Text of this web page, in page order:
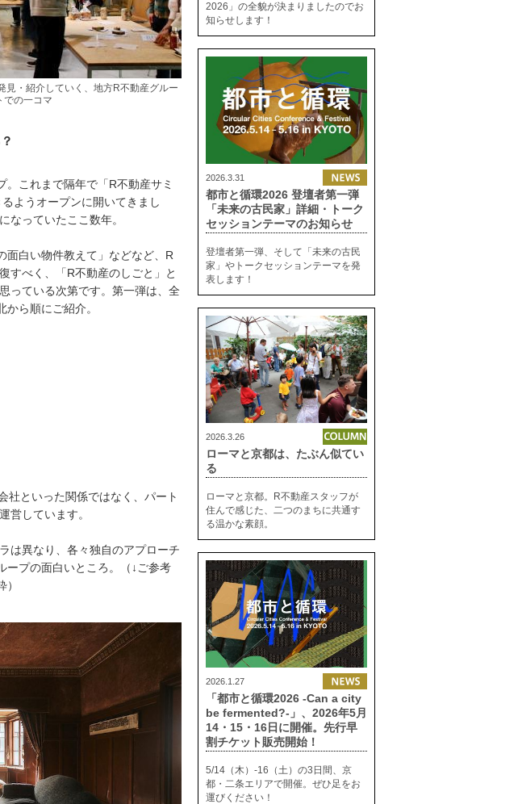
・紹介していく、地方R不動産グルー
での一コマ
これまで隔年で「R不動産サミ
ようオープンに開いてきまし
なっていたここ数年。
面白い物件教えて」などなど、R
すべく、「R不動産のしごと」と
っている次第です。第一弾は、全
ら順にご紹介。
社といった関係ではなく、パート
営しています。
は異なり、各々独自のアプローチ
ープの面白いところ。（↓ご参考
2026」の全貌が決まりましたのでお
知らせします！
2026.3.31
都市と循環2026 登壇者第一弾
「未来の古民家」詳細・トーク
セッションテーマのお知らせ
登壇者第一弾、そして「未来の古民
家」やトークセッションテーマを発
表します！
2026.3.26
ローマと京都は、たぶん似てい
る
ローマと京都。R不動産スタッフが
住んで感じた、二つのまちに共通す
る温かな素顔。
2026.1.27
「都市と循環2026 -Can a city
be fermented?-」、2026年5月
14・15・16日に開催。先行早
割チケット販売開始！
5/14（木）-16（土）の3日間、京
都・二条エリアで開催。ぜひ足をお
運びください！